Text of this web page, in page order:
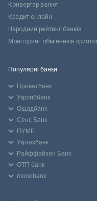
Конвертер валют
Кредит онлайн
Народний рейтинг банків
Моніторинг обмінників
Популярні банки
Приватбанк
Укрсиббанк
Ощадбанк
Сенс Банк
ПУМБ
Укргазбанк
Райффайзен Банк
ОТП банк
monobank